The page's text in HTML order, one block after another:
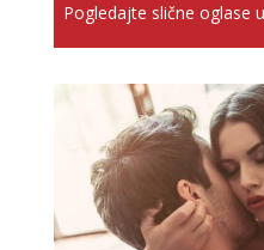
Pogledajte slične oglase